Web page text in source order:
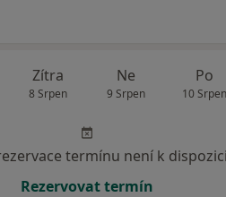
Zítra
8 Srpen
Ne
9 Srpen
Po
10 Srpen
termínu není k dispozici
Rezervovat termín